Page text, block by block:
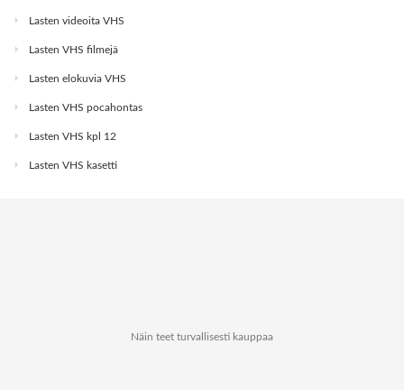
Lasten videoita VHS
Lasten VHS filmejä
Lasten elokuvia VHS
Lasten VHS pocahontas
Lasten VHS kpl 12
Lasten VHS kasetti
Näin teet turvallisesti kauppaa